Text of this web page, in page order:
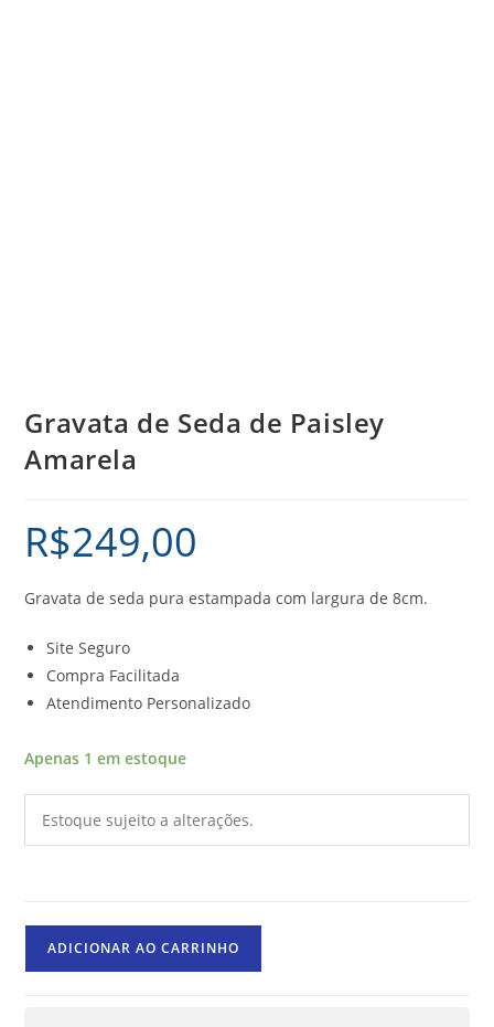
Gravata de Seda de Paisley
Amarela
R$249,00
Gravata de seda pura estampada com largura de 8cm.
Site Seguro
Compra Facilitada
Atendimento Personalizado
Apenas 1 em estoque
Estoque sujeito a alterações.
ADICIONAR AO CARRINHO